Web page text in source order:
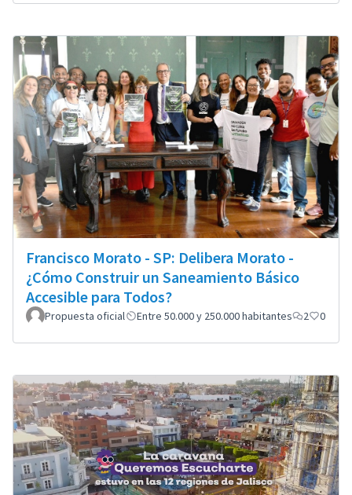
Francisco Morato - SP: Delibera Morato -
¿Cómo Construir un Saneamiento Básico
Accesible para Todos?
Propuesta oficial Entre 50.000 y 250.000 habitantes 2 0